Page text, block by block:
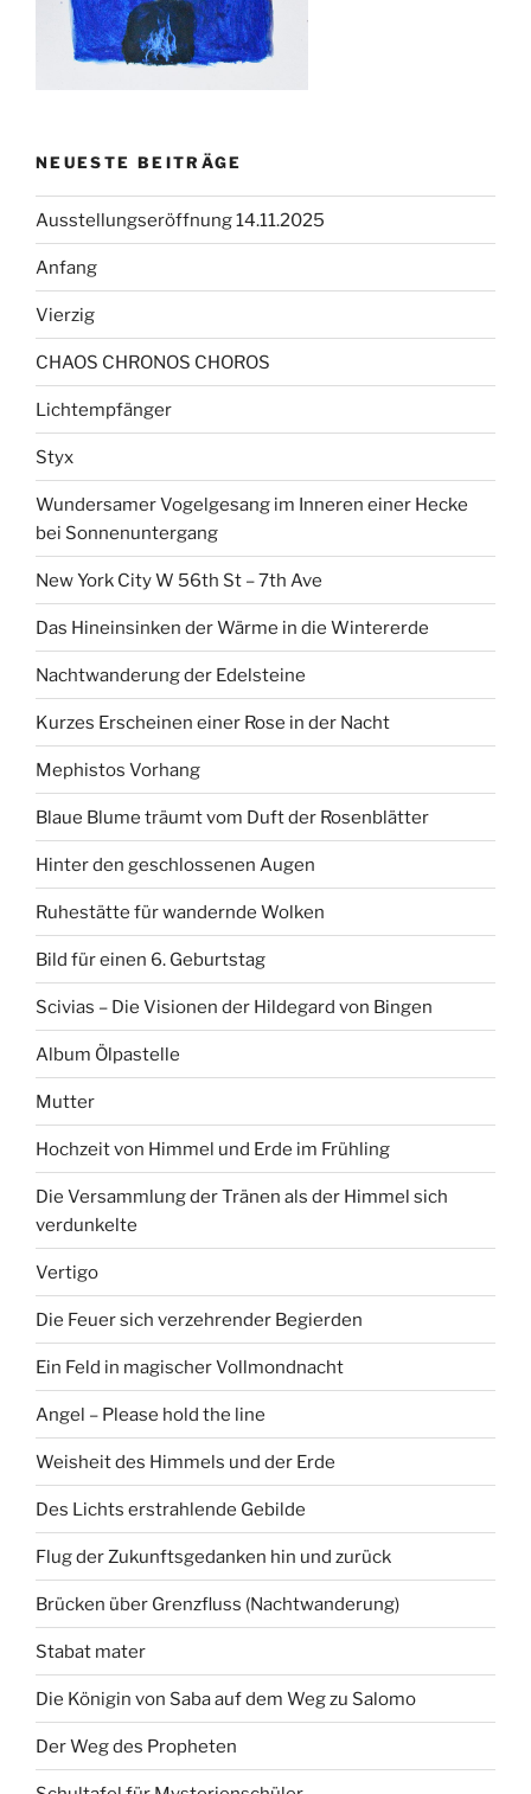
NEUESTE BEITRÄGE
Ausstellungseröffnung 14.11.2025
Anfang
Vierzig
CHAOS CHRONOS CHOROS
Lichtempfänger
Styx
Wundersamer Vogelgesang im Inneren einer Hecke
bei Sonnenuntergang
New York City W 56th St – 7th Ave
Das Hineinsinken der Wärme in die Wintererde
Nachtwanderung der Edelsteine
Kurzes Erscheinen einer Rose in der Nacht
Mephistos Vorhang
Blaue Blume träumt vom Duft der Rosenblätter
Hinter den geschlossenen Augen
Ruhestätte für wandernde Wolken
Bild für einen 6. Geburtstag
Scivias – Die Visionen der Hildegard von Bingen
Album Ölpastelle
Mutter
Hochzeit von Himmel und Erde im Frühling
Die Versammlung der Tränen als der Himmel sich
verdunkelte
Vertigo
Die Feuer sich verzehrender Begierden
Ein Feld in magischer Vollmondnacht
Angel – Please hold the line
Weisheit des Himmels und der Erde
Des Lichts erstrahlende Gebilde
Flug der Zukunftsgedanken hin und zurück
Brücken über Grenzfluss (Nachtwanderung)
Stabat mater
Die Königin von Saba auf dem Weg zu Salomo
Der Weg des Propheten